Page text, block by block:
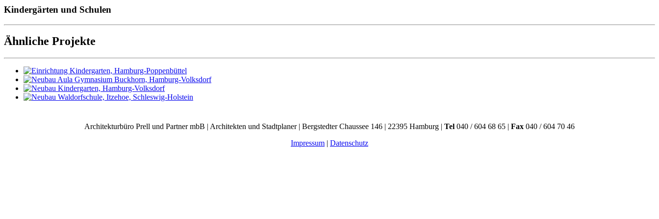
Kindergärten und Schulen
Ähnliche Projekte
Architekturbüro Prell und Partner mbB | Architekten und Stadtplaner | Bergstedter Chaussee 146 | 22395 Hamburg | Tel 040 / 604 68 65 | Fax 040 / 604 70 46
Impressum | Datenschutz